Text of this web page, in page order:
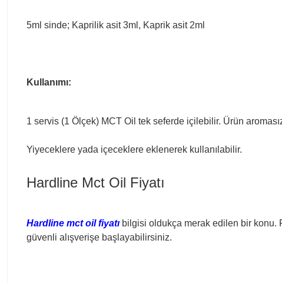
5ml sinde; Kaprilik asit 3ml, Kaprik asit 2ml
Kullanımı:
1 servis (1 Ölçek) MCT Oil tek seferde içilebilir. Ürün
Yiyeceklere yada içeceklere eklenerek kullanılabilir.
Hardline Mct Oil Fiyatı
Hardline mct oil fiyatı bilgisi oldukça merak edilen bir konu.
güvenli alışverişe başlayabilirsiniz.